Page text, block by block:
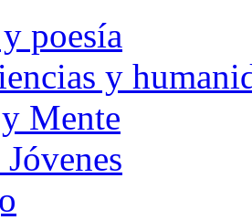
poesía
y
Mente